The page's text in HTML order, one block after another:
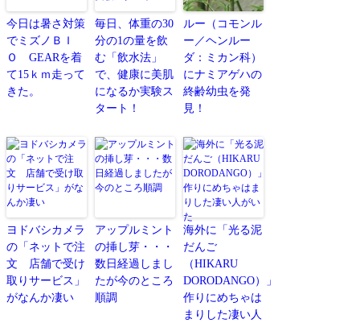
今日は暑さ対策
でミズノＢＩ
Ｏ GEARを着
て15ｋｍ走って
きた。
毎日、体重の30
分の1の量を飲
む「飲水法」
で、健康に美肌
になるか実験ス
タート！
ルー（コモンル
ー／ヘンルー
ダ：ミカン科）
にナミアゲハの
終齢幼虫を発
見！
ヨドバシカメラ
の「ネットで注
文 店舗で受け
取りサービス」
がなんか凄い
アップルミント
の挿し芽・・・
数日経過しまし
たが今のところ
順調
海外に「光る泥
だんご
（HIKARU
DORODANGO）」
作りにめちゃは
まりした凄い人